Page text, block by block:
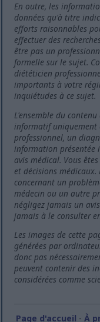
En outre, les
données qu'à titre
efforts raisonnables
effectuer des
être pas un
formelle sur le sujet.
diététicien
importants à votre
inquiétudes à ce sujet.
L'ensemble du
informatif uniquement
professionnel, un
information présentée
avis médical. Vous
et décisions
concernant un
médecin ou un autre
négligez jamais un
jamais à le consulter
Les images de cette
générées par
donc pas
peuvent contenir des
considérées comme
Page d'accueil -À